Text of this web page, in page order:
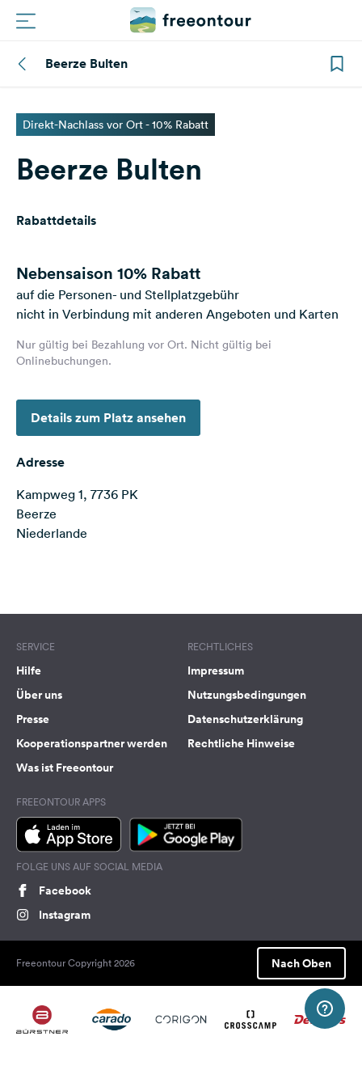
Plätze
Einloggen
Fragen &
Sprache:
Deutsch
uns
Social
Media
Beerze Bulten
Direkt-Nachlass vor Ort - 10% Rabatt
Beerze Bulten
Rabattdetails
Nebensaison 10% Rabatt
auf die Personen- und Stellplatzgebühr
nicht in Verbindung mit anderen Angeboten und Karten
Nur gültig bei Bezahlung vor Ort. Nicht gültig bei
Onlinebuchungen.
Details zum Platz ansehen
Adresse
Kampweg 1, 7736 PK
Beerze
Niederlande
SERVICE
Hilfe
Über uns
Presse
Kooperationspartner werden
Was ist Freeontour
RECHTLICHES
Impressum
Nutzungsbedingungen
Datenschutzerklärung
Rechtliche Hinweise
FREEONTOUR APPS
FOLGE UNS AUF SOCIAL MEDIA
Facebook
Instagram
Freeontour Copyright 2026 Nach Oben